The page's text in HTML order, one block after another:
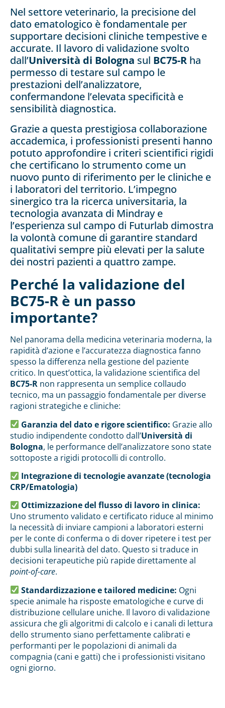
Nel settore veterinario, la precisione del
dato ematologico è fondamentale per
supportare decisioni cliniche tempestive e
accurate. Il lavoro di validazione svolto
dall’Università di Bologna sul BC75-R ha
permesso di testare sul campo le
prestazioni dell’analizzatore,
confermandone l’elevata specificità e
sensibilità diagnostica.
Grazie a questa prestigiosa collaborazione
accademica, i professionisti presenti hanno
potuto approfondire i criteri scientifici rigidi
che certificano lo strumento come un
nuovo punto di riferimento per le cliniche e
i laboratori del territorio. L’impegno
sinergico tra la ricerca universitaria, la
tecnologia avanzata di Mindray e
l’esperienza sul campo di Futurlab dimostra
la volontà comune di garantire standard
qualitativi sempre più elevati per la salute
dei nostri pazienti a quattro zampe.
Perché la validazione del
BC75-R è un passo
importante?
Nel panorama della medicina veterinaria moderna, la
rapidità d’azione e l’accuratezza diagnostica fanno
spesso la differenza nella gestione del paziente
critico. In quest’ottica, la validazione scientifica del
BC75-R non rappresenta un semplice collaudo
tecnico, ma un passaggio fondamentale per diverse
ragioni strategiche e cliniche:
Garanzia del dato e rigore scientifico: Grazie allo
studio indipendente condotto dall’Università di
Bologna, le performance dell’analizzatore sono state
sottoposte a rigidi protocolli di controllo.
Integrazione di tecnologie avanzate (tecnologia
CRP/Ematologia)
Ottimizzazione del flusso di lavoro in clinica:
Uno strumento validato e certificato riduce al minimo
la necessità di inviare campioni a laboratori esterni
per le conte di conferma o di dover ripetere i test per
dubbi sulla linearità del dato. Questo si traduce in
decisioni terapeutiche più rapide direttamente al
point-of-care.
Standardizzazione e tailored medicine: Ogni
specie animale ha risposte ematologiche e curve di
distribuzione cellulare uniche. Il lavoro di validazione
assicura che gli algoritmi di calcolo e i canali di lettura
dello strumento siano perfettamente calibrati e
performanti per le popolazioni di animali da
compagnia (cani e gatti) che i professionisti visitano
ogni giorno.